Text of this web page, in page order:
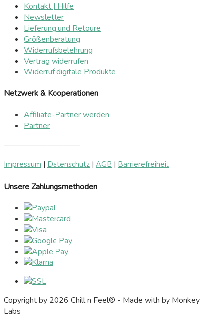
Kontakt | Hilfe
Newsletter
Lieferung und Retoure
Größenberatung
Widerrufsbelehrung
Vertrag widerrufen
Widerruf digitale Produkte
Netzwerk & Kooperationen
Affiliate-Partner werden
Partner
──────────────
Impressum | Datenschutz | AGB | Barrierefreiheit
Unsere Zahlungsmethoden
Copyright by 2026 Chill n Feel® - Made with by Monkey
Labs